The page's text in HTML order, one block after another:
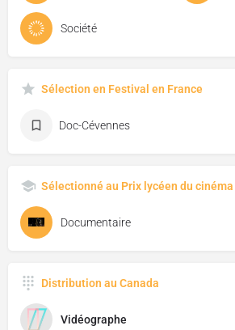
Société
Sélection en Festival en France
Doc-Cévennes
Sélectionné au Prix lycéen du
Documentaire
Distribution au Canada
Vidéographe